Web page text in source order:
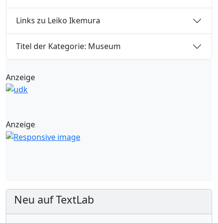
Links zu Leiko Ikemura
Titel der Kategorie: Museum
Anzeige
Anzeige
Neu auf TextLab